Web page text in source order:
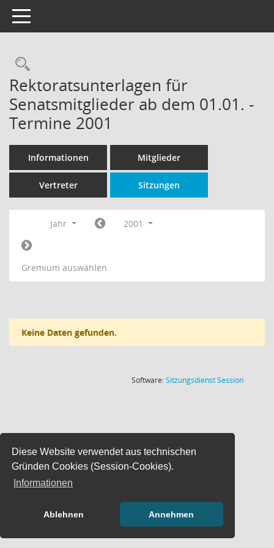
Diese Website verwendet aus technischen
Gründen Cookies (Session-Cookies).
Informationen
Ablehnen Annehmen
Toggle navigation
Rechercheauswahl
Rektoratsunterlagen für
Senatsmitglieder ab dem 01.01. -
Termine 2001
Informationen Mitglieder
Vertreter Sitzungen
Jahr 2001
Gremium auswählen
Keine Daten gefunden.
Software:SitzungsdienstSession(Wird in